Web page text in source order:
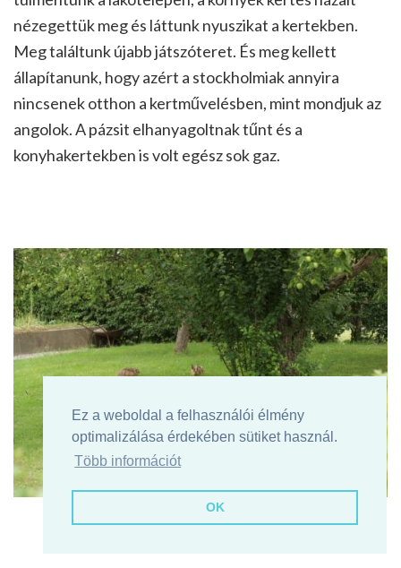
Ez a weboldal a felhasználói élmény
optimalizálása érdekében sütiket használ.
Több információt
OK
nézegettük meg és láttunk nyuszikat a kertekben.
Meg találtunk újabb játszóteret. És meg kellett
állapítanunk, hogy azért a stockholmiak annyira
nincsenek otthon a kertművelésben, mint mondjuk az
angolok. A pázsit elhanyagoltnak tűnt és a
konyhakertekben is volt egész sok gaz.